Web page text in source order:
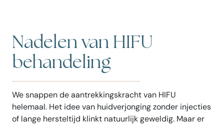
Nadelen van HIFU
behandeling
We snappen de aantrekkingskracht van HIFU
helemaal. Het idee van huidverjonging zonder injecties
of lange hersteltijd klinkt natuurlijk geweldig. Maar er